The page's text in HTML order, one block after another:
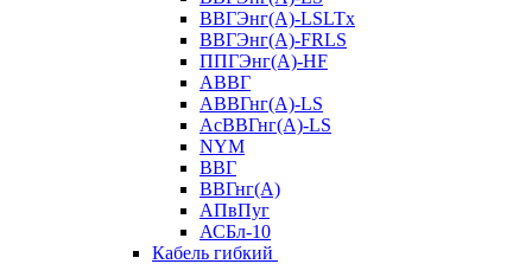
ВВГЭнг(А)-LSLTx
ВВГЭнг(А)-FRLS
ППГЭнг(А)-HF
АВВГ
АВВГнг(А)-LS
АсВВГнг(А)-LS
NYM
ВВГ
ВВГнг(А)
АПвПуг
АСБл-10
Кабель гибкий